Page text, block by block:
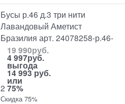
Бусы р.46 д.3 три нити
Лавандовый Аметист
Бразилия арт. 24078258-р.46-
2
19 990руб.
4 997руб.
выгода
14 993 руб.
или
75%
Скидка 75%